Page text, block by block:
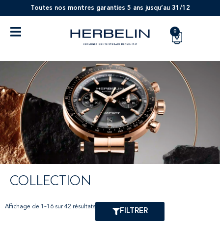
Toutes nos montres garanties 5 ans jusqu’au 31/12
0
COLLECTION
Affichage de 1–16 sur 42 résultats
FILTRER